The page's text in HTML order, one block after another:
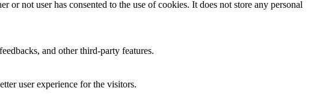
not user has consented to the use of cookies. It does not store any personal
and other third-party features.
user experience for the visitors.